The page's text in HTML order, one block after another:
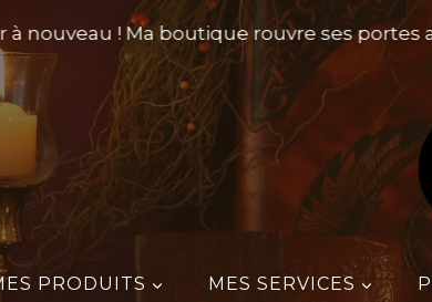
! Ma boutique rouvre ses portes
PRODUITS MES SERVICES